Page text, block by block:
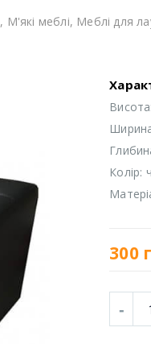
, М'які меблі, Меблі для
Колір:
300